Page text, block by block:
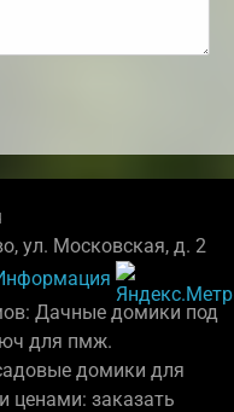
ул. Московская, д. 2
Дачные домики под
для пмж.
домики для
ценами: заказать